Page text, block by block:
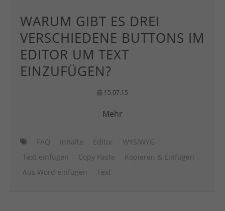
WARUM GIBT ES DREI
VERSCHIEDENE BUTTONS IM
EDITOR UM TEXT
EINZUFÜGEN?
15.07.15
Mehr
FAQ Inhalte Editor
WYSIWYG
Text einfügen
Copy Paste
Kopieren & Einfügen
Aus Word einfügen
Text